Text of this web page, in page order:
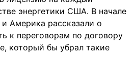
энергетики США. В начале
Америка рассказали о
к переговорам по договору
который бы убрал такие